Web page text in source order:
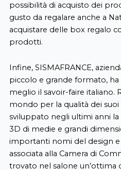
possibilità di acquisto dei
gusto da regalare anche a
acquistare delle box regalo
prodotti.
Infine, SISMAFRANCE,
piccolo e grande formato,
meglio il savoir-faire italiano.
mondo per la qualità dei suoi
sviluppato negli ultimi anni
3D di medie e grandi
importanti nomi del design e
associata alla Camera di
trovato nel salone